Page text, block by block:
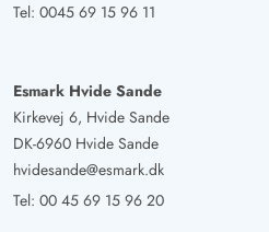
Tel: 0045 69 15 96 11
Esmark Hvide Sande
Kirkevej 6, Hvide Sande
DK-6960 Hvide Sande
hvidesande@esmark.dk
Tel: 00 45 69 15 96 20